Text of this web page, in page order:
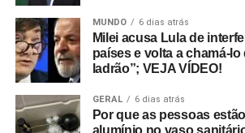
MUNDO 6 dias atrás
Milei acusa Lula de
países e volta a chamá-
ladrão”; VEJA VÍDEO!
GERAL 6 dias atrás
Por que as pessoas